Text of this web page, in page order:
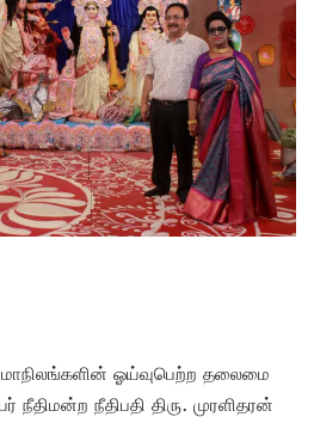
மாநிலங்களின் ஓய்வுபெற்ற தலைமை
நீதிமன்ற நீதிபதி திரு. முரளிதரன்